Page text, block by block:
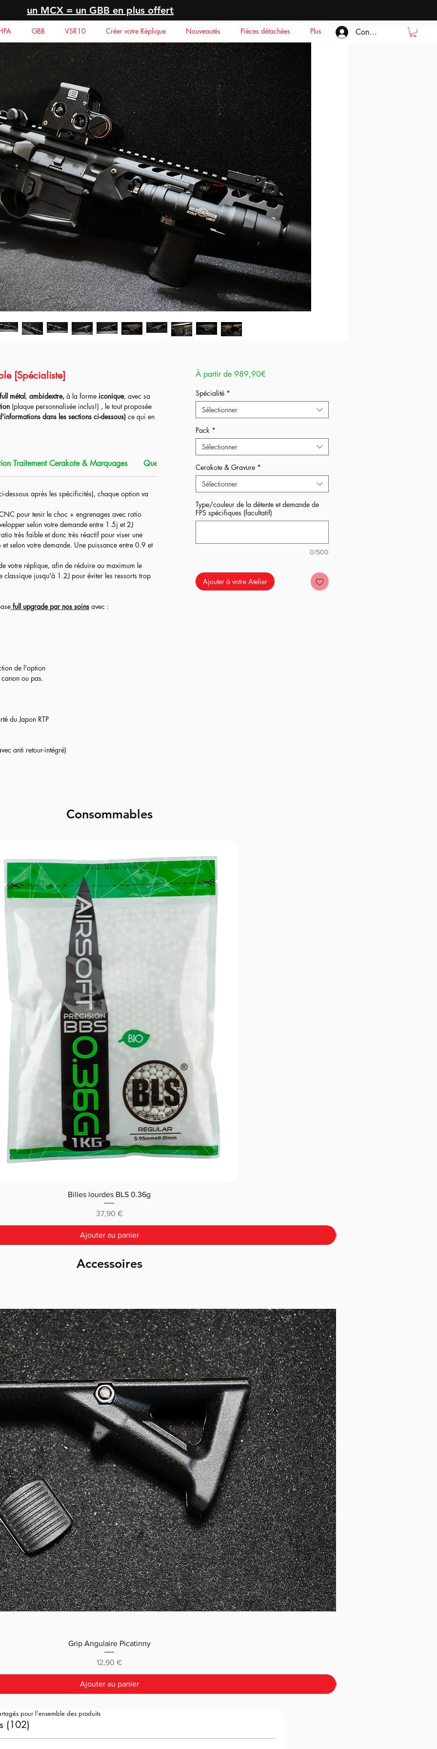
un MCX = un GBB en plus offert
GBB VSR10 Créer votre Réplique Nouveautés Pièces détachées Plus Connexion
[Spécialiste]
full métal, ambidextre, à la forme iconique, avec sa
(plaque personnalisée inclus!) , le tout proposée
dans les sections ci-dessous) ce qui en
pour alterner entre le CQB ou la
soins(voir ci-dessous après les spécificités),
pour tenir le choc + engrenages avec ratio
selon votre demande entre 1.5j et 2J
très faible et donc très réactif pour viser une
selon votre demande. Une puissance entre 0.9 et
votre réplique, afin de réduire au maximum le
jusqu'à 1.2J pour éviter les ressorts trop
pour tenir le choc + engrenages avec ratio
selon votre demande entre 1.5j et 2J
très faible et donc très réactif pour viser une
selon votre demande. Une puissance entre 0.9 et
votre réplique, afin de réduire au maximum le
jusqu'à 1.2J pour éviter les ressorts trop
pour vous adapter à la puissance de votre
et la mallette) sont en option.
Traitement Cerakote & Marquages Que contient ce produit ?
dessous après les spécificités), chaque option va
pour tenir le choc + engrenages avec ratio
selon votre demande entre 1.5j et 2J
très faible et donc très réactif pour viser une
selon votre demande. Une puissance entre 0.9 et
votre réplique, afin de réduire au maximum le
jusqu'à 1.2J pour éviter les ressorts trop
full upgrade par nos soins avec :
de l'option
ou pas.
du Japon RTP
anti retour-intégré)
À partir de 989,90€Prix
Spécialité *
Sélectionner
Pack *
Sélectionner
Cerakote & Gravure *
Sélectionner
Type/couleur de la détente et demande de
FPS spécifiques (facultatif)
0/500
Ajouter à votre Atelier
Consommables
Billes lourdes BLS 0.36g
Prix
37,90 €
Ajouter au panier
Accessoires
Grip Angulaire Picatinny
Prix
12,90 €
Ajouter au panier
(102)
pour l'ensemble des produits